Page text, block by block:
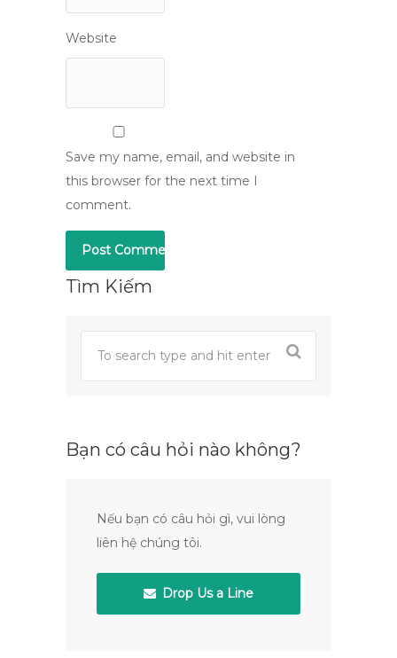
Website
Save my name, email, and website in
this browser for the next time I
comment.
Tìm Kiếm
Bạn có câu hỏi nào không?
Nếu bạn có câu hỏi gì, vui lòng
liên hệ chúng tôi.
Drop Us a Line